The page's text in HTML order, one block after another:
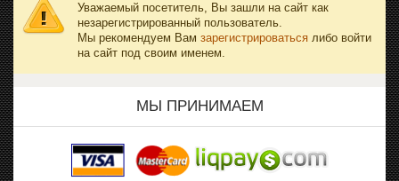
Уважаемый посетитель, Вы зашли на сайт как
незарегистрированный пользователь.
Мы рекомендуем Вам зарегистрироваться либо войти
на сайт под своим именем.
МЫ ПРИНИМАЕМ